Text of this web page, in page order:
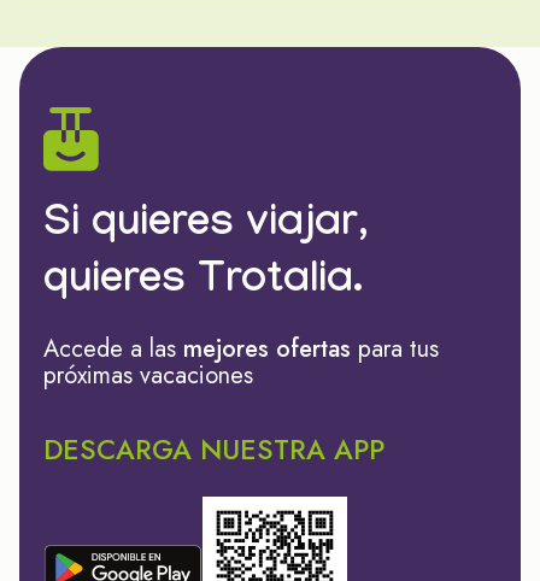
Si quieres viajar,
quieres Trotalia.
Accede a las mejores ofertas para tus
próximas vacaciones
DESCARGA NUESTRA APP